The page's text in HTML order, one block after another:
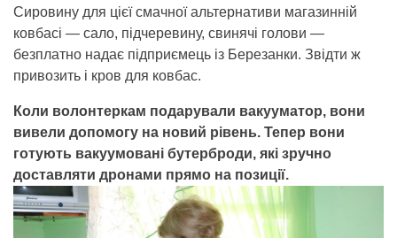
Сировину для цієї смачної альтернативи магазинній
ковбасі — сало, підчеревину, свинячі голови —
безплатно надає підприємець із Березанки. Звідти ж
привозить і кров для ковбас.
Коли волонтеркам подарували вакууматор, вони
вивели допомогу на новий рівень. Тепер вони
готують вакуумовані бутерброди, які зручно
доставляти дронами прямо на позиції.